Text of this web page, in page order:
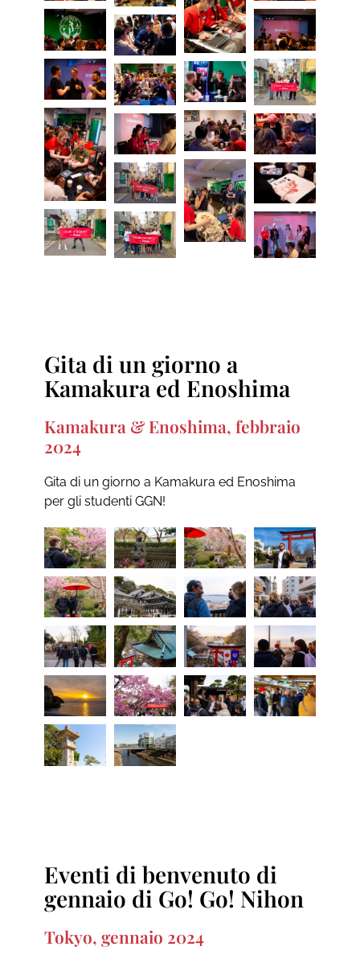
Gita di un giorno a
Kamakura ed Enoshima
Kamakura & Enoshima, febbraio
2024
Gita di un giorno a Kamakura ed Enoshima
per gli studenti GGN!
Eventi di benvenuto di
gennaio di Go! Go! Nihon
Tokyo, gennaio 2024